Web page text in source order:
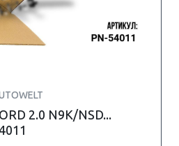
2.0 N9K/NSD...